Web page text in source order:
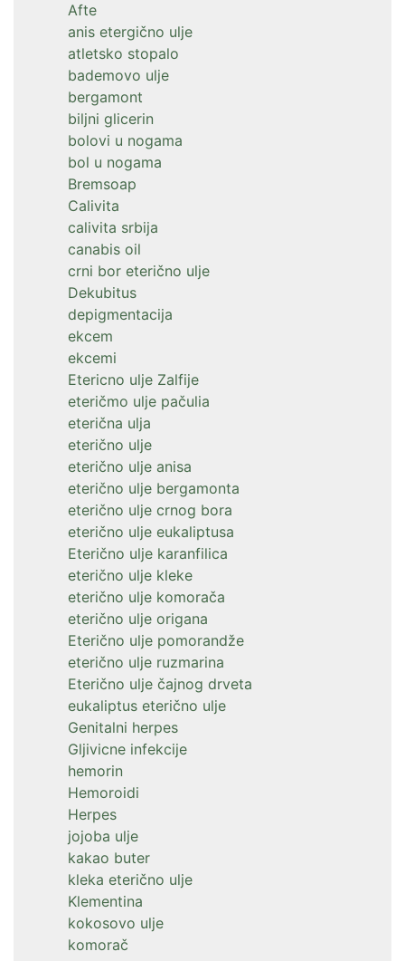
Afte
anis etergično ulje
atletsko stopalo
bademovo ulje
bergamont
biljni glicerin
bolovi u nogama
bol u nogama
Bremsoap
Calivita
calivita srbija
canabis oil
crni bor eterično ulje
Dekubitus
depigmentacija
ekcem
ekcemi
Etericno ulje Zalfije
eteričmo ulje pačulia
eterična ulja
eterično ulje
eterično ulje anisa
eterično ulje bergamonta
eterično ulje crnog bora
eterično ulje eukaliptusa
Eterično ulje karanfilica
eterično ulje kleke
eterično ulje komorača
eterično ulje origana
Eterično ulje pomorandže
eterično ulje ruzmarina
Eterično ulje čajnog drveta
eukaliptus eterično ulje
Genitalni herpes
Gljivicne infekcije
hemorin
Hemoroidi
Herpes
jojoba ulje
kakao buter
kleka eterično ulje
Klementina
kokosovo ulje
komorač